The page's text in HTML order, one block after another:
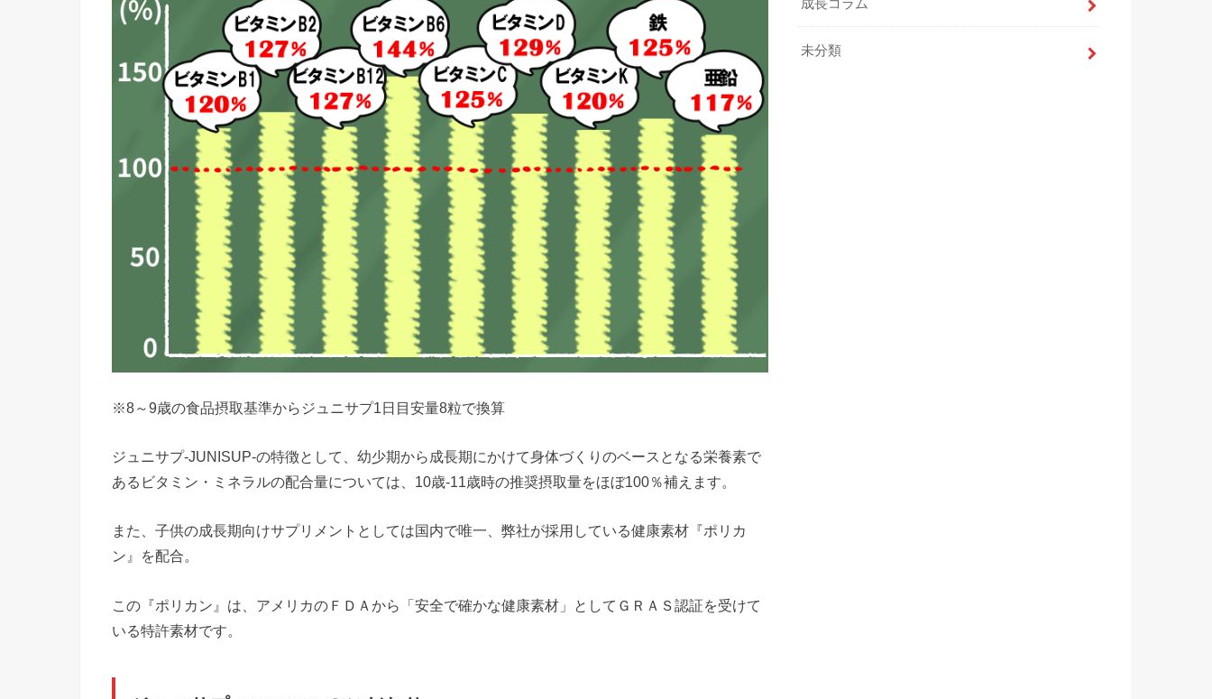
※8～9歳の食品摂取基準からジュニサプ1日目安量8粒で換算
ジュニサプ-JUNISUP-の特徴として、幼少期から成長期にかけて身体づくりのベースとなる栄養素で
あるビタミン・ミネラルの配合量については、10歳-11歳時の推奨摂取量をほぼ100％補えます。
また、子供の成長期向けサプリメントとしては国内で唯一、弊社が採用している健康素材『ポリカ
ン』を配合。
この『ポリカン』は、アメリカのＦＤＡから「安全で確かな健康素材」としてＧＲＡＳ認証を受けて
いる特許素材です。
成長コラム
未分類